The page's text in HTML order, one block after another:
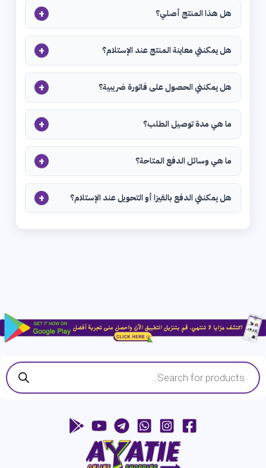
هل هذا المنتج أصلي؟ +
هل يمكنني معاينة المنتج عند الإستلام؟ +
هل يمكنني الحصول على فاتورة ضريبية؟ +
ما هي مدة توصيل الطلب؟ +
ما هي وسائل الدفع المتاحة؟ +
هل يمكنني الدفع بالفيزا أو التحويل عند الإستلام؟ +
Products
search